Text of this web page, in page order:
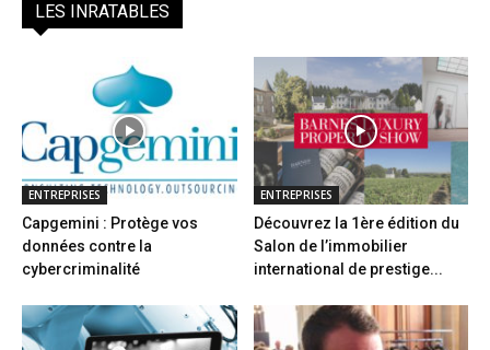
LES INRATABLES
ENTREPRISES
Capgemini : Protège vos
données contre la
cybercriminalité
ENTREPRISES
Découvrez la 1ère édition du
Salon de l’immobilier
international de prestige...